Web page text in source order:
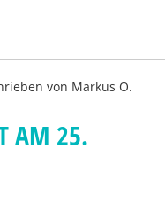
von Markus O.
AM 25.